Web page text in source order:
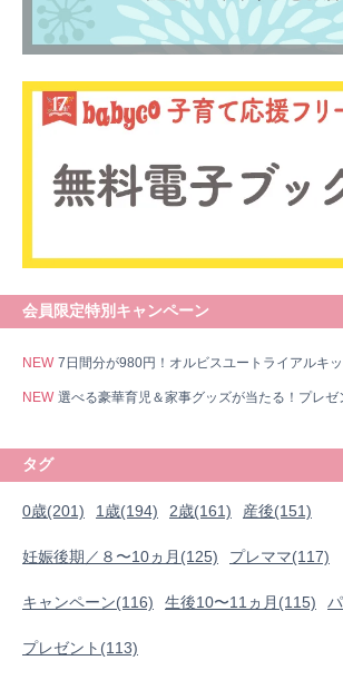
会員限定特別キャンペーン
NEW 7日間分が980円！オルビスユートライアルキッ
NEW 選べる豪華育児＆家事グッズが当たる！プレゼ
タグ
0歳(201) 1歳(194) 2歳(161) 産後(151)
妊娠後期／８〜10ヵ月(125) プレママ(117)
キャンペーン(116) 生後10〜11ヵ月(115)
プレゼント(113)